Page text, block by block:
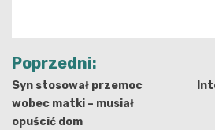
Nawigacja
wpisu
Poprzedni:
Syn stosował przemoc
wobec matki – musiał
opuścić dom